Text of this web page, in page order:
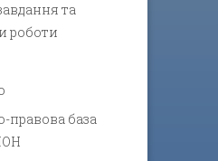
та
роботи
правова база